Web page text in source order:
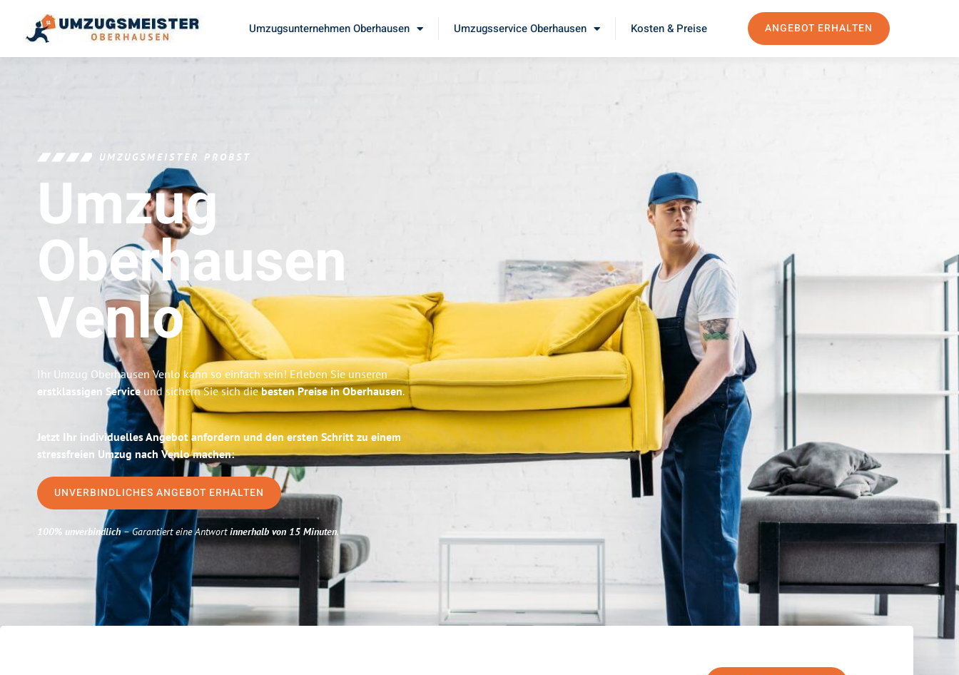
Umzugsunternehmen Oberhausen Umzugsservice Oberhausen Kosten & Preise ANGEBOT ERHALTEN
UMZUGSMEISTER PROBST
Umzug
Oberhausen
Venlo
Ihr Umzug Oberhausen Venlo kann so einfach sein! Erleben Sie unseren
erstklassigen Serviceund sichern Sie sich diebesten Preise in Oberhausen.
Jetzt Ihr individuelles Angebot anfordern und den ersten Schritt zu einem
stressfreien Umzug nach Venlo machen:
UNVERBINDLICHES ANGEBOT ERHALTEN
100% unverbindlich– Garantiert eine Antwortinnerhalb von 15 Minuten.